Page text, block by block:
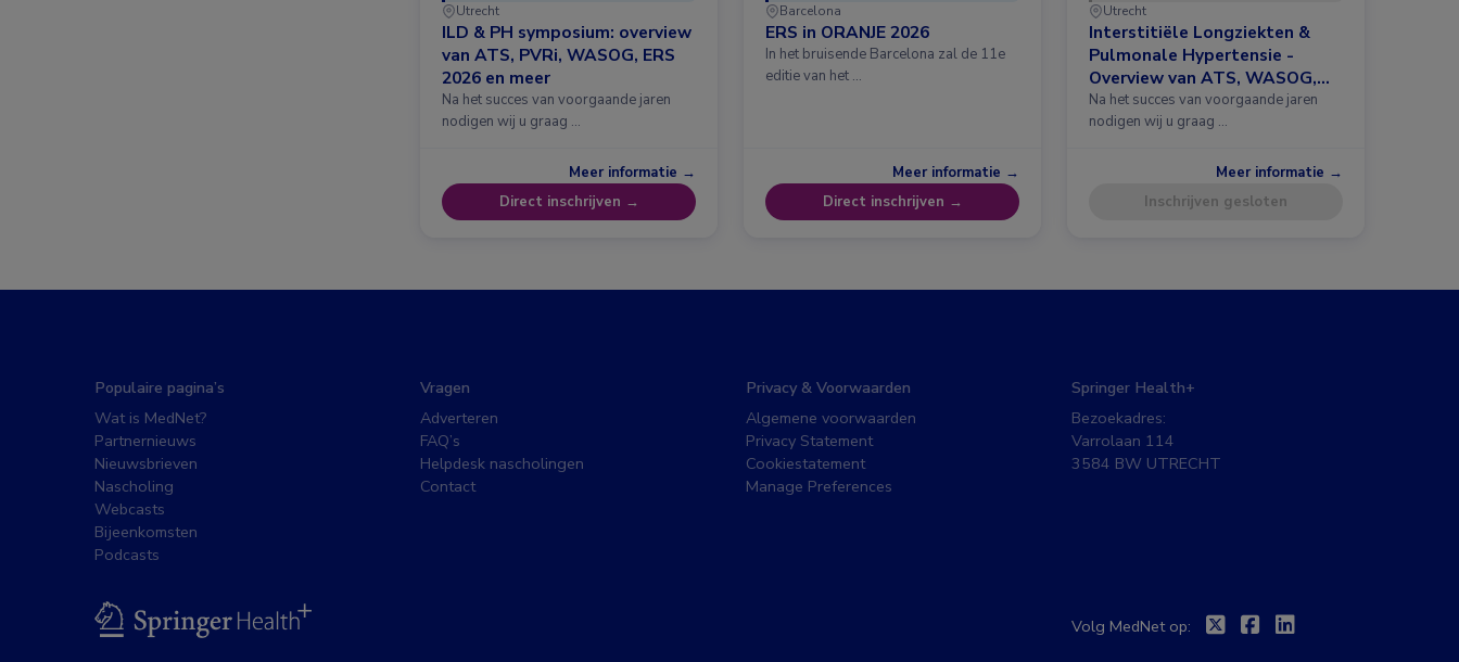
Utrecht
ILD & PH symposium: overview
van ATS, PVRi, WASOG, ERS
2026 en meer
Na het succes van voorgaande jaren
nodigen wij u graag …
Meer informatie →
Direct inschrijven →
Barcelona
ERS in ORANJE 2026
In het bruisende Barcelona zal de 11e
editie van het …
Meer informatie →
Direct inschrijven →
Utrecht
Interstitiële Longziekten &
Pulmonale Hypertensie -
Overview van ATS, WASOG,
ERS 2025 en meer
Na het succes van voorgaande jaren
nodigen wij u graag …
Meer informatie →
Inschrijven gesloten
Populaire pagina’s
Wat is MedNet?
Partnernieuws
Nieuwsbrieven
Nascholing
Webcasts
Bijeenkomsten
Podcasts
Vragen
Adverteren
FAQ’s
Helpdesk nascholingen
Contact
Privacy & Voorwaarden
Algemene voorwaarden
Privacy Statement
Cookiestatement
Manage Preferences
Springer Health+
Bezoekadres:
Varrolaan 114
3584 BW UTRECHT
BSL
Volg MedNet op: TwitterFacebook
Linkedin